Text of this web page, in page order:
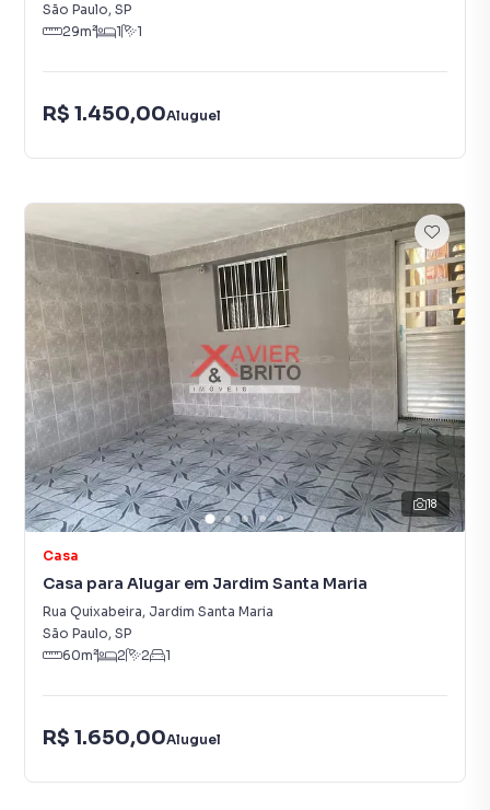
São Paulo, SP
29m² 1 1
R$ 1.450,00Aluguel
18
Casa
Casa para Alugar em Jardim Santa Maria
Rua Quixabeira, Jardim Santa Maria
São Paulo, SP
60m² 2 2 1
R$ 1.650,00Aluguel